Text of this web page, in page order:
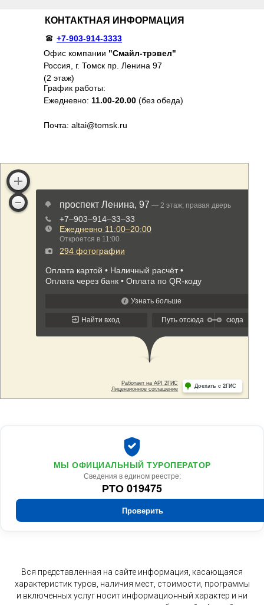
КОНТАКТНАЯ ИНФОРМАЦИЯ
+7-903-914-3333
Почта: altai@tomsk.ru
Офис компании "Смайл-трэвел"
Россия, г. Томск пр. Ленина 97
(2 этаж)
График работы:
Ежедневно: 11.00-20.00 (без обеда)
МЫ ОФИЦИАЛЬНЫЙ ТУРОПЕРАТОР
Сведения в едином реестре:
РТО 019475
Проверить
Вся представленная на сайте информация, касающаяся
характеристик туров, наличия мест, стоимости, программы
и включенных услуг носит информационный характер и ни